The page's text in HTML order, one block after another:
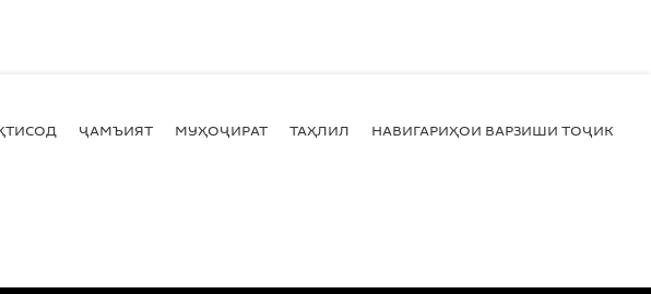
ҶАМЪИЯТ МУҲОҶИРАТ ТАҲЛИЛ НАВИГАРИҲОИ ВАРЗИШИ